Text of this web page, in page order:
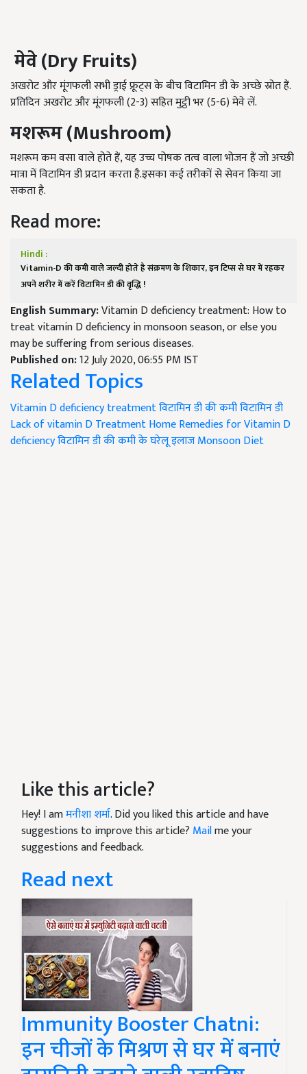
मेवे(Dry Fruits)
अखरोट और मूंगफली सभी ड्राई फ्रूट्स के बीच विटामिन डी के अच्छे स्रोत हैं.
प्रतिदिन अखरोट और मूंगफली (2-3) सहित मुट्ठी भर (5-6) मेवे लें.
मशरूम(Mushroom)
मशरूम कम वसा वाले होते हैं, यह उच्च पोषक तत्व वाला भोजन हैं जो अच्छी
मात्रा में विटामिन डी प्रदान करता है.इसका कई तरीकों से सेवन किया जा
सकता है.
Read more:
Hindi :
Vitamin-D की कमी वाले जल्दी होते है संक्रमण के शिकार, इन टिप्स से घर में रहकर
अपने शरीर में करें विटामिन डी की वृद्धि !
English Summary:Vitamin D deficiency treatment: How to
treat vitamin D deficiency in monsoon season, or else you
may be suffering from serious diseases.
Published on:12 July 2020, 06:55 PM IST
Related Topics
Vitamin D deficiency treatmentविटामिन डी की कमीविटामिन डी
Lack of vitamin D TreatmentHome Remedies for Vitamin D
deficiencyविटामिन डी की कमी के घरेलू इलाजMonsoon Diet
Like this article?
Hey! I amमनीशा शर्मा. Did you liked this article and have
suggestions to improve this article? Mailme your
suggestions and feedback.
Read next
Immunity Booster Chatni:
इन चीजों के मिश्रण से घर में बनाएं